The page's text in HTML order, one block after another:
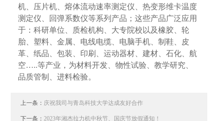
机、压片机、熔体流动速率测定仪、热变形维卡温度
测定仪、回弹系数仪等系列产品；这些产品广泛应用
于：科研单位、质检机构、大专院校以及橡胶、轮
胎、塑料、金属、电线电缆、电脑手机、制鞋、皮
革、纸品、包装、印刷、运动器材、建材、石化、航
空…..等产业，为材料开发、物性试验、教学研究、
品质管制、进料检验。
上一条： 庆祝我司与青岛科技大学达成友好合作
下一条：2023年湘杰拉力机中秋节、国庆节放假通知！